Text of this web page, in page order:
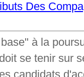
Des
à la
se tenir sur
candidats